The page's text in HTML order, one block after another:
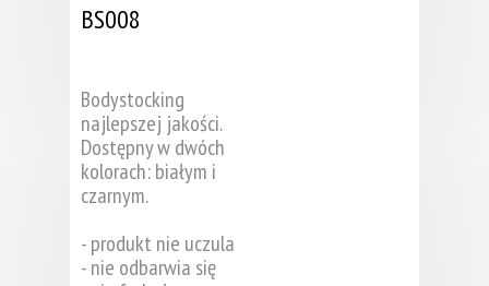
BS008
Bodystocking
najlepszej jakości.
Dostępny w dwóch
kolorach: białym i
czarnym.
- produkt nie uczula
- nie odbarwia się